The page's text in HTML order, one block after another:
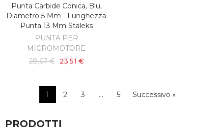
AGGIUNGI AL CARRELLO
Punta Carbide Conica, Blu,
Diametro 5 Mm - Lunghezza
Punta 13 Mm Staleks
PUNTA PER
MICROMOTORE
28,67 € 23,51 €
1 2 3 … 5 Successivo »
PRODOTTI